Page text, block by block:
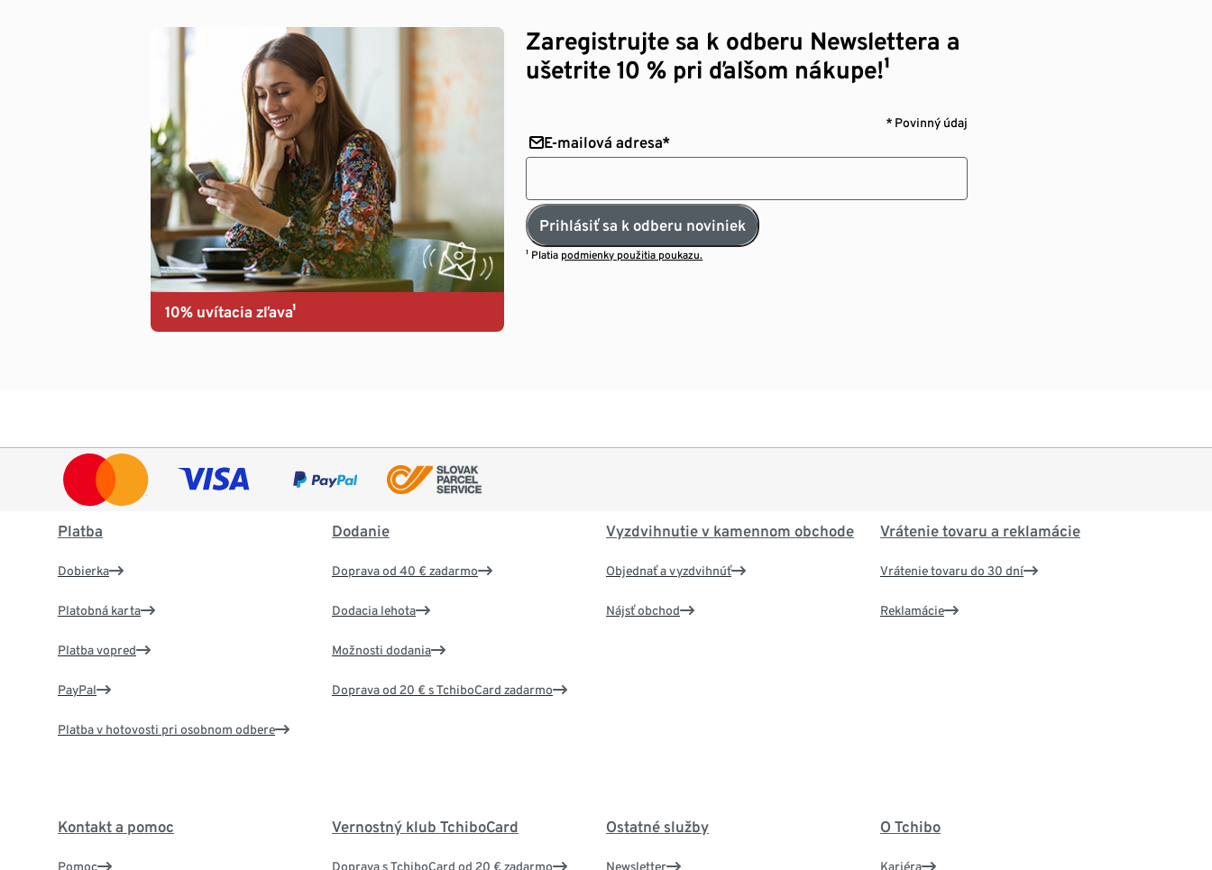
10% uvítacia zľava¹
Zaregistrujte sa k odberu Newslettera a
ušetrite 10 % pri ďalšom nákupe!¹
* Povinný údaj
E-mailová adresa*
Prihlásiť sa k odberu noviniek
¹ Platia podmienky použitia poukazu.
Platba
Dobierka
Platobná karta
Platba vopred
PayPal
Platba v hotovosti pri osobnom odbere
Dodanie
Doprava od 40 € zadarmo
Dodacia lehota
Možnosti dodania
Doprava od 20 € s TchiboCard zadarmo
Vyzdvihnutie v kamennom obchode
Objednať a vyzdvihnúť
Nájsť obchod
Vrátenie tovaru a reklamácie
Vrátenie tovaru do 30 dní
Reklamácie
Kontakt a pomoc
Pomoc
Vernostný klub TchiboCard
Doprava s TchiboCard od 20 € zadarmo
Ostatné služby
Newsletter
O Tchibo
Kariéra